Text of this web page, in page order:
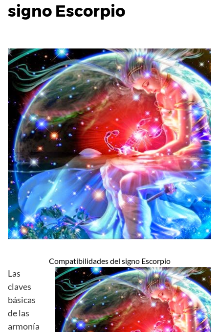
signo Escorpio
Compatibilidades del signo Escorpio
Las
claves
básicas
de las
armonía